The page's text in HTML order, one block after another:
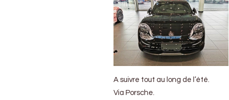
A suivre tout au long de l’été.
Via Porsche.